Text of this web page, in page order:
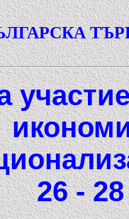
26 -